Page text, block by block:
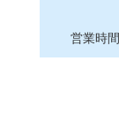
営業時